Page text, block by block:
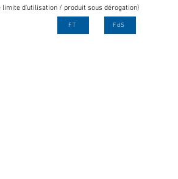
limite d'utilisation / produit sous dérogation)
FT FdS